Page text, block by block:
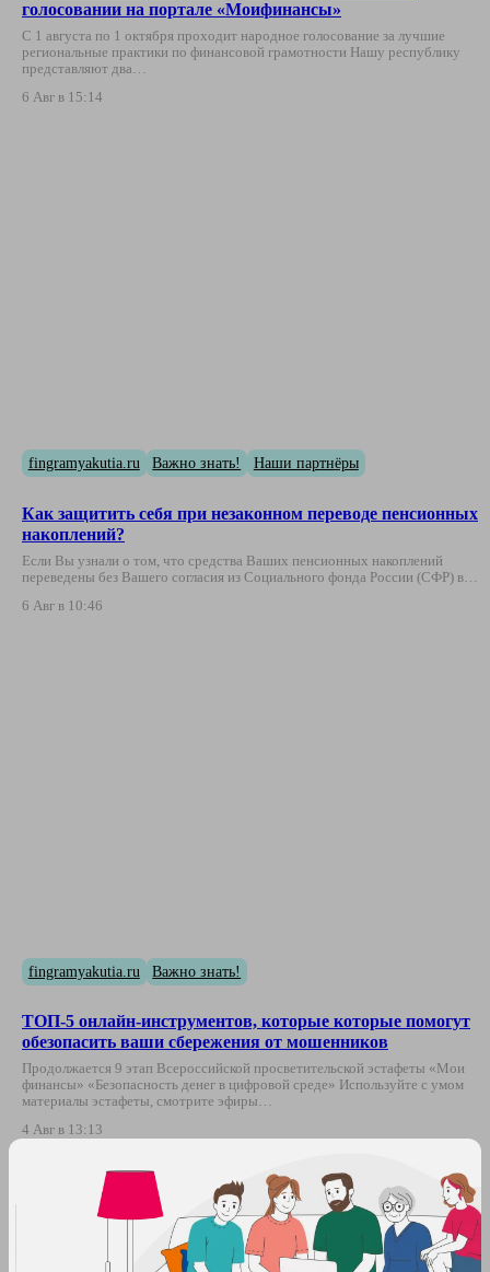
голосовании на портале «Моифинансы»
С 1 августа по 1 октября проходит народное голосование за лучшие
региональные практики по финансовой грамотности Нашу республику
представляют два…
6 Авг в 15:14
fingramyakutia.ru Важно знать! Наши партнёры
Как защитить себя при незаконном переводе пенсионных
накоплений?
Если Вы узнали о том, что средства Ваших пенсионных накоплений
переведены без Вашего согласия из Социального фонда России (СФР) в…
6 Авг в 10:46
fingramyakutia.ru Важно знать!
ТОП-5 онлайн-инструментов, которые которые помогут
обезопасить ваши сбережения от мошенников
Продолжается 9 этап Всероссийской просветительской эстафеты «Мои
финансы» «Безопасность денег в цифровой среде» Используйте с умом
материалы эстафеты, смотрите эфиры…
4 Авг в 13:13